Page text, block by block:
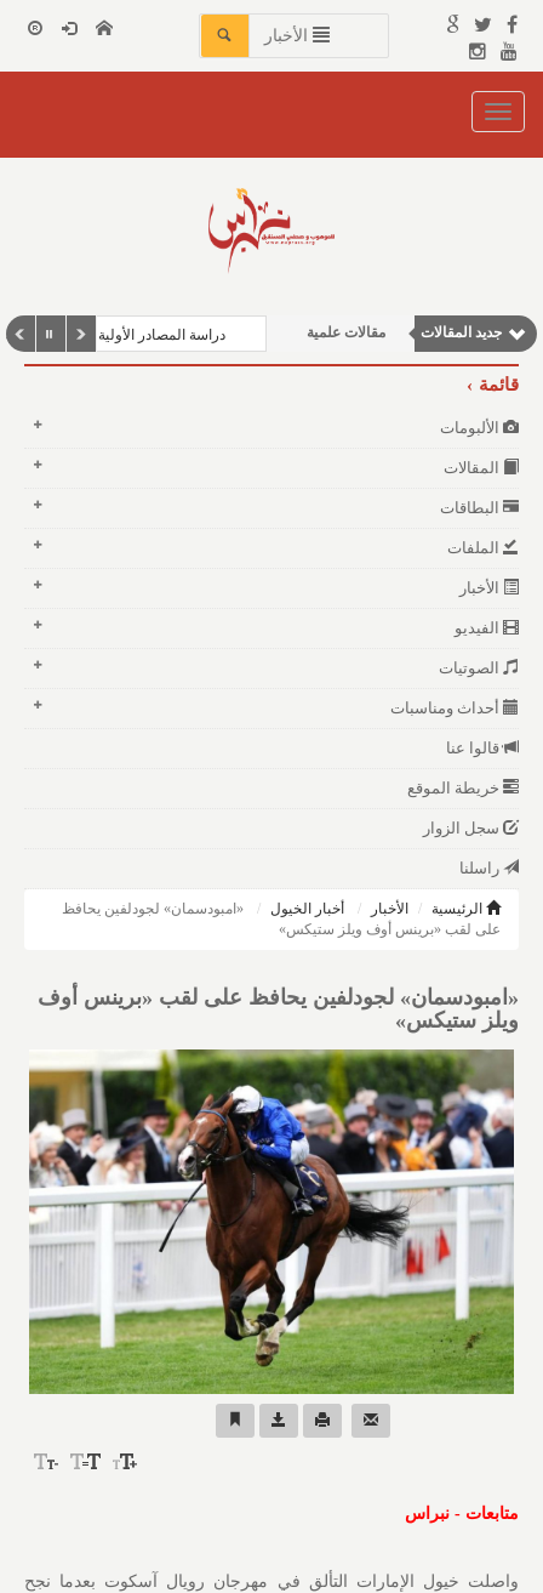
الأخبار
Toggle
navigation
جديد المقالات مقالات علمية
نوافذ الثقافة و الأدب
دراسة المصادر الأولية للمؤرخين
قائمة
الألبومات
المقالات
البطاقات
الملفات
الأخبار
الفيديو
الصوتيات
أحداث ومناسبات
قالوا عنا
خريطة الموقع
سجل الزوار
راسلنا
الرئيسية الأخبار أخبار الخيول
«امبودسمان» لجودلفين يحافظ
على لقب «برينس أوف ويلز ستيكس»
«امبودسمان» لجودلفين يحافظ على لقب «برينس أوف
ويلز ستيكس»
متابعات - نبراس
واصلت خيول الإمارات التألق في مهرجان رويال آسكوت بعدما نجح